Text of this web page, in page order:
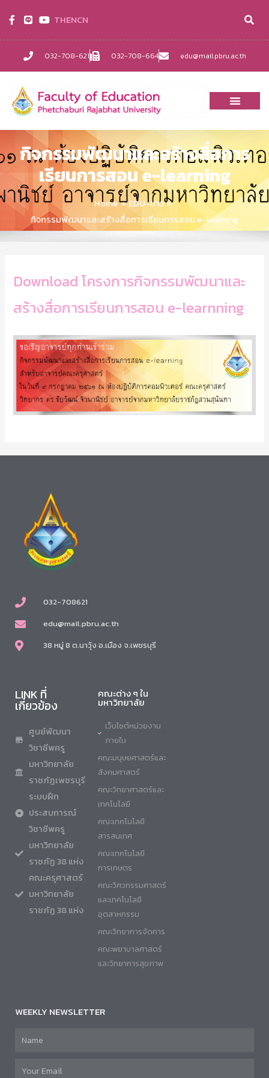
032-708-621 032-708-664 edu@mail.pbru.ac.th
THENCN
กิจกรรมพัฒนาและสร้างสื่อการ
เรียนการสอน e-learning
Home
EDU-ข่าว
กิจกรรมพัฒนาและสร้างสื่อการเรียนการสอน e-learning
Download โครงการกิจกรรมพัฒนาและ
สร้างสื่อการเรียนการสอน e-learnning
032-708621
edu@mail.pbru.ac.th
38 หมู่ 8 ต.นาวุ้ง อ.เมือง จ.เพชรบุรี
LINK ที่
เกี่ยวข้อง
ศูนย์พัฒนา
วิชาชีพครู
มหาวิทยาลัย
ราชภัฏเพชรบุรี
ระบบฝึก
ประสบการณ์
วิชาชีพครู
มหาวิทยาลัย
ราชภัฏ 38 แห่ง
คณะครุศาสตร์
มหาวิทยาลัย
ราชภัฏ 38 แห่ง
คณะต่าง ๆ ใน
มหาวิทยาลัย
เว็บไซต์หน่วยงาน
ภายใน
คณะมนุษยศาสตร์และ
สังคมศาสตร์
คณะวิทยาศาสตร์และ
เทคโนโลยี
คณะเทคโนโลยี
สารสนเทศ
คณะเทคโนโลยี
การเกษตร
คณะวิศวกรรมศาสตร์
และเทคโนโลยี
อุตสาหกรรม
คณะวิทยาการจัดการ
คณะพยาบาลศาสตร์
และวิทยาการสุขภาพ
WEEKLY NEWSLETTER